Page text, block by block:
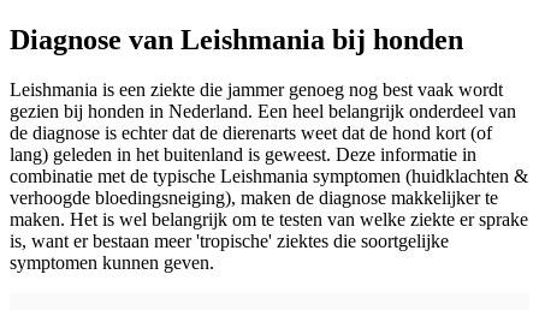
Diagnose van Leishmania bij honden
Leishmania is een ziekte die jammer genoeg nog best vaak wordt
gezien bij honden in Nederland. Een heel belangrijk onderdeel van
de diagnose is echter dat de dierenarts weet dat de hond kort (of
lang) geleden in het buitenland is geweest. Deze informatie in
combinatie met de typische Leishmania symptomen (huidklachten &
verhoogde bloedingsneiging), maken de diagnose makkelijker te
maken. Het is wel belangrijk om te testen van welke ziekte er sprake
is, want er bestaan meer 'tropische' ziektes die soortgelijke
symptomen kunnen geven.